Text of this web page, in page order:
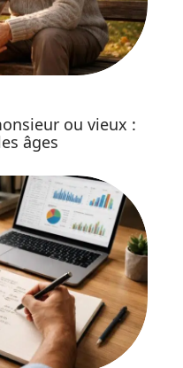
ou vieux :
âges